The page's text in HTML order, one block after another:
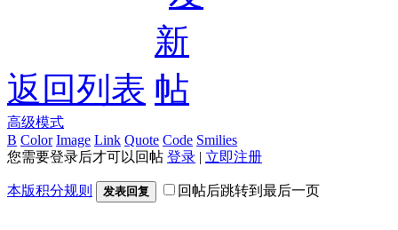
返回列表
高级模式
B Color Image Link Quote Code Smilies
您需要登录后才可以回帖 登录 | 立即注册
本版积分规则 发表回复 回帖后跳转到最后一页